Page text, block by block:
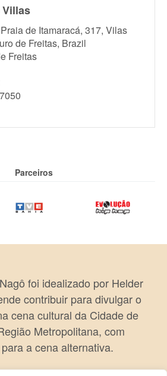
de Itamaracá, 317, Vilas
de Freitas, Brazil
Freitas
Parceiros
foi idealizado por Helder
contribuir para divulgar o
cena cultural da Cidade de
Metropolitana, com
a cena alternativa.